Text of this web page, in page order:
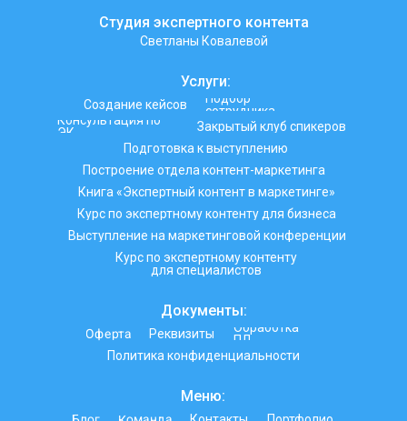
Книга «Экспертный контент в маркетинге»
Построение отдела контент-маркетинга
Курс по экспертному контенту для бизнеса
Курс по экспертному контенту
для специалистов
Выступление на маркетинговой конференции
Создание кейсов
Подбор
сотрудника
Консультация по
ЭК
Закрытый клуб спикеров
Подготовка к выступлению
Услуги:
Меню:
Оферта Реквизиты
Обработка
ПД
Политика конфиденциальности
Документы:
Светланы Ковалевой
Студия экспертного контента